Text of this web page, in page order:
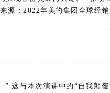
源：2022年美的集团全球经销
” 这与本次演讲中的“自我颠